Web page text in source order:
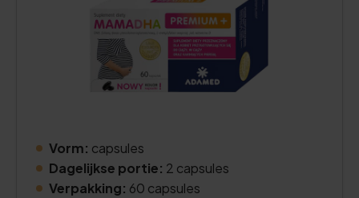
Vorm: capsules
Dagelijkse portie: 2 capsules
Verpakking: 60 capsules